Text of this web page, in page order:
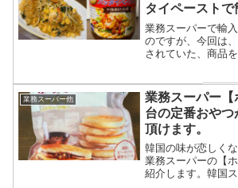
タイペースト
も本格的な味に
業務スーパーで輸
のですが、今回は
されていた、商品
なり味も本格的で
旅行へいったり、
く行くのですが、
が作れてビックリ
業務スーパー他
業務スーパー
台の定番おや
頂けます。
韓国の味が恋しく
業務スーパーの【
紹介します。韓国